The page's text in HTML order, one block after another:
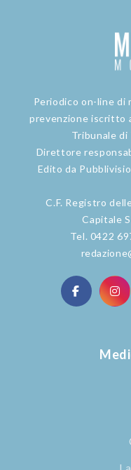
Periodico on-line di
prevenzione iscritto
Tribunale
Direttore
Edito da
C.F. Registro
Capitale
Tel. 0422